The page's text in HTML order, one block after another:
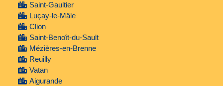
Saint-Gaultier
Luçay-le-Mâle
Clion
Saint-Benoît-du-Sault
Mézières-en-Brenne
Reuilly
Vatan
Aigurande